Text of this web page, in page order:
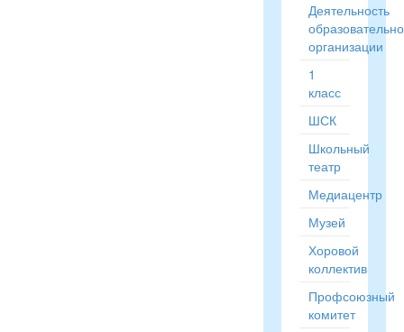
Деятельность
организации
1
класс
ШСК
Школьный
театр
Медиацентр
Музей
Хоровой
коллектив
Профсоюзный
комитет